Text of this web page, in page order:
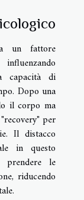
un fattore
capacità di
Dopo una
il corpo ma
per
Il distacco
in questo
le
riducendo